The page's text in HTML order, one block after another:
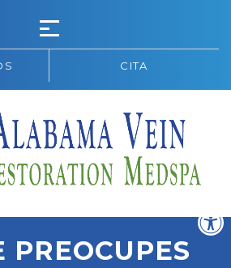
CITA
PREOCUPES